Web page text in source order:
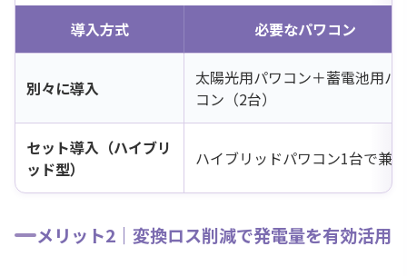
導入方式 必要なパワコン
別々に導入
太陽光用パワコン＋蓄電池用パ
コン（2台）
セット導入（ハイブリ
ッド型）
ハイブリッドパワコン1台で兼用
メリット2｜変換ロス削減で発電量を有効活用